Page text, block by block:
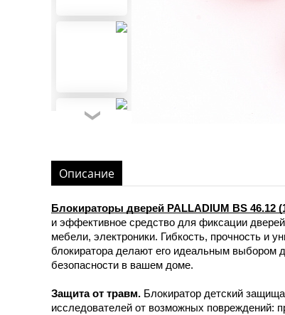
Описание
Блокираторы дверей PALLADIUM BS 46.12
и эффективное средство для фиксации
мебели, электроники. Гибкость, прочность и
блокиратора делают его идеальным выбором
безопасности в вашем доме.
Защита от травм. Блокиратор детский
исследователей от возможных повреждений: